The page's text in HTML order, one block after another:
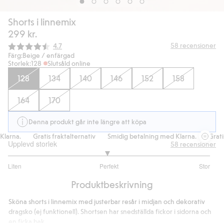
Shorts i linnemix
299 kr.
Snittbetyg:
4.7 58 recensioner
Färg:Beige / enfärgad
Storlek:128 Slutsåld online
128 134 140 146 152 158
164 170
Denna produkt går inte längre att köpa
Gratis fraktalternativ Smidig betalning med Klarna. Gratis
Upplevd storlek
Liten Perfekt Stor
utav
47
betyg
58 recensioner
Produktbeskrivning
Sköna shorts i linnemix med justerbar resår i midjan och dekorativ
dragsko (ej funktionell). Shortsen har snedställda fickor i sidorna och